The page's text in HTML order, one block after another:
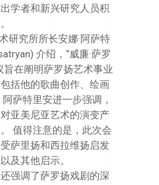
学者和新兴研究人员积
研究所所长安娜·阿萨特
介绍，“威廉·萨罗
旨在阐明萨罗扬艺术事业
括他的歌曲创作、绘画
萨特里安进一步强调，
亚美尼亚艺术的演变产
值得注意的是，此次会
萨里扬和西拉维扬启发
及其他启示。
强调了萨罗扬戏剧的深